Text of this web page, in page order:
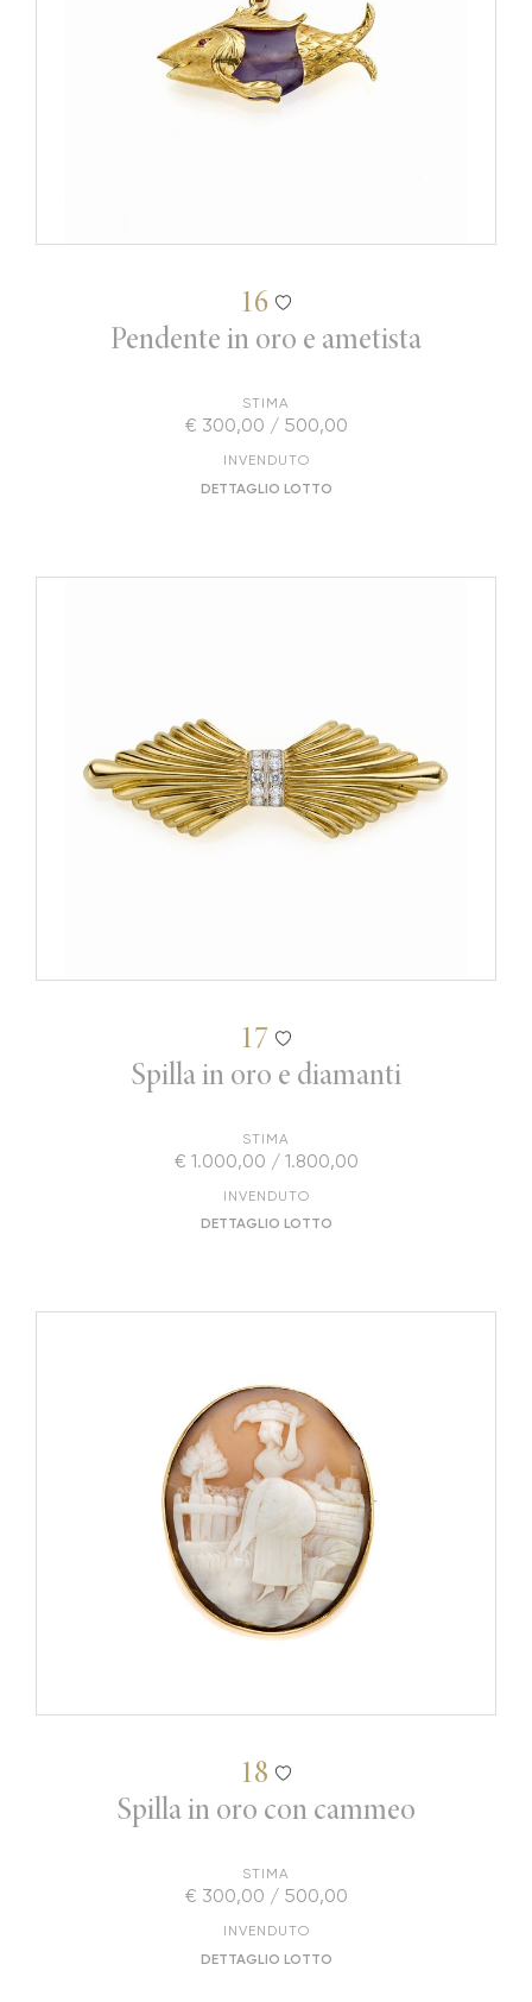
16
Pendente in oro e ametista
STIMA
€ 300,00 / 500,00
INVENDUTO
DETTAGLIO LOTTO
17
Spilla in oro e diamanti
STIMA
€ 1.000,00 / 1.800,00
INVENDUTO
DETTAGLIO LOTTO
18
Spilla in oro con cammeo
STIMA
€ 300,00 / 500,00
INVENDUTO
DETTAGLIO LOTTO